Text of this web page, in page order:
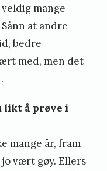
mange
at andre
bedre
med, men det
likt å prøve i
mange år, fram
vært gøy. Ellers